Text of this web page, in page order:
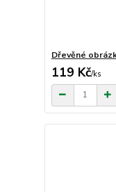
Dřevěné
119 Kč/ks